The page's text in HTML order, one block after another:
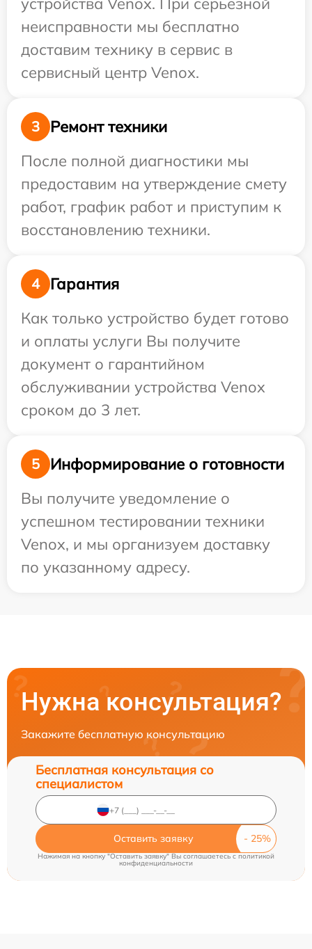
неисправности мы бесплатно
доставим технику в сервис в
сервисный центр Venox.
3
Ремонт техники
После полной диагностики мы
предоставим на утверждение смету
работ, график работ и приступим к
восстановлению техники.
4
Гарантия
Как только устройство будет готово
и оплаты услуги Вы получите
документ о гарантийном
обслуживании устройства Venox
сроком до 3 лет.
5
Информирование о готовности
Вы получите уведомление о
успешном тестировании техники
Venox, и мы организуем доставку
по указанному адресу.
Нужна консультация?
Закажите бесплатную консультацию
Бесплатная консультация со
специалистом
Оставить заявку
Нажимая на кнопку "Оставить заявку" Вы соглашаетесь cполитикой
конфиденциальности